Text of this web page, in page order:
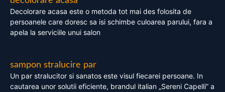
Decolorare acasa este o metoda tot mai des folosita de
persoanele care doresc sa isi schimbe culoarea parului, fara a
apela la serviciile unui salon
sampon stralucire par
Un par stralucitor si sanatos este visul fiecarei persoane. In
cautarea unor solutii eficiente, brandul italian „Sereni Capelli” a